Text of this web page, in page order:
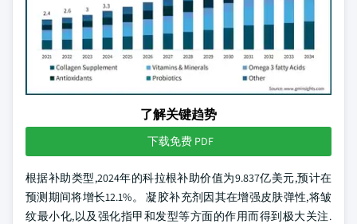
了解关键趋势
下载免费 PDF
根据补助类型,2024年的科拉根补助价值为9.837亿美元,预计在
预测期间将增长12.1%。 凝胶补充剂因其在增强皮肤弹性,将皱
纹最小化,以及强化指甲和发型等方面的作用而得到极大关注.